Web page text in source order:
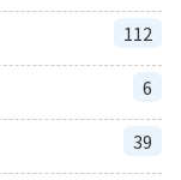
112
6
39